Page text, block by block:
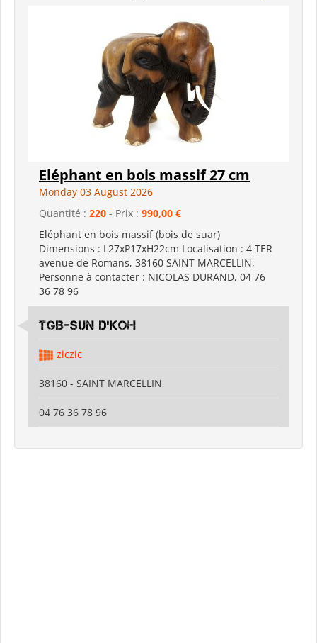
Eléphant en bois massif 27 cm
Monday 03 August 2026
Quantité : 220 - Prix : 990,00 €
Eléphant en bois massif (bois de suar)
Dimensions : L27xP17xH22cm Localisation : 4 TER
avenue de Romans, 38160 SAINT MARCELLIN,
Personne à contacter : NICOLAS DURAND, 04 76
36 78 96
TGB-SUN D'KOH
ziczic
38160 - SAINT MARCELLIN
04 76 36 78 96